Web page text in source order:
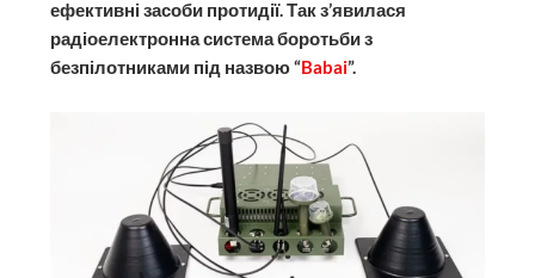
ефективні засоби протидії. Так з’явилася
радіоелектронна система боротьби з
безпілотниками під назвою “Babai”.